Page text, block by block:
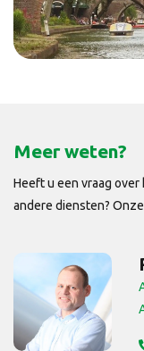
Meer weten?
Heeft u een vraag
andere diensten?